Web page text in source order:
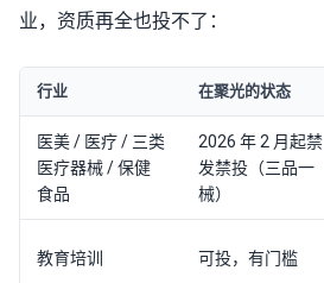
业，资质再全也投不了：
行业 在聚光的状态
医美 / 医疗 / 三类
医疗器械 / 保健
食品
2026 年 2 月起禁
发禁投（三品一
械）
教育培训 可投，有门槛